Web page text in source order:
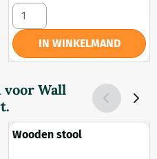
free
MateriaalMassief eiken, rvs
KleurOld grey i.c.m. mat zwart
of geborsteld rvs Breedte 60
en 80 cm Hoogte 3 cm Diepte
15
Aantal kiezen voor Wall
IN WINKELMAND
voor Wall
Wooden stool